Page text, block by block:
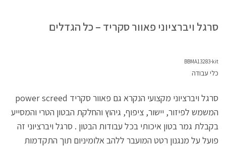
סרגל ויברציוני פאוור סקריד – כל הגדלים
BBMA13283-kit
כלי עבודה
סרגל ויברציוני מקצועי הנקרא גם פאוור סקריד power screed
המשמש לפיזור, יישור, ציפוף, גיהוץ והחלקת הבטון הטרי והמסייע
בקבלת גמר בטון איכותי בכל עבודות הבטון . סרגל ויברציוני זה
פועל על מנגנון רטט המועבר ללהב אלומיניום תוך התקדמות